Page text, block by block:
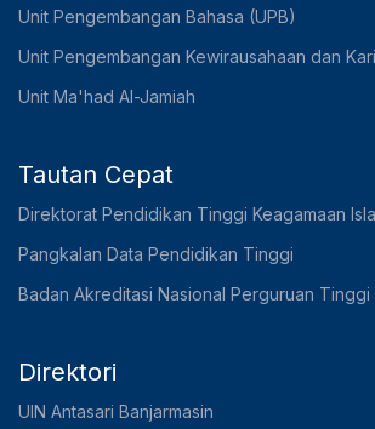
Unit Pengembangan Bahasa (UPB)
Unit Pengembangan Kewirausahaan dan
Unit Ma'had Al-Jamiah
Tautan Cepat
Direktorat Pendidikan Tinggi Keagamaan
Pangkalan Data Pendidikan Tinggi
Badan Akreditasi Nasional Perguruan Tinggi
Direktori
UIN Antasari Banjarmasin